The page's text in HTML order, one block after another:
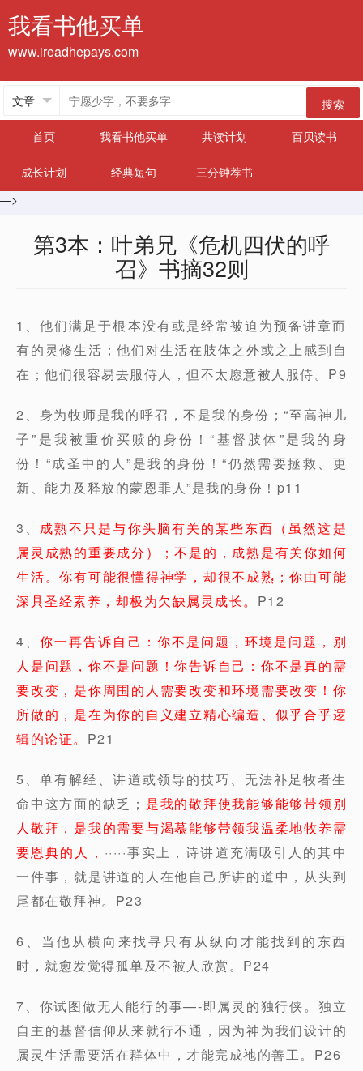
我看书他买单
www.ireadhepays.com
搜索
首页
我看书他买单 共读计划 百贝读书
成长计划 经典短句
三分钟荐书
—>
第3本：叶弟兄《危机四伏的呼
召》书摘32则
1、他们满足于根本没有或是经常被迫为预备讲章而
有的灵修生活；他们对生活在肢体之外或之上感到自
在；他们很容易去服侍人，但不太愿意被人服侍。P9
2、身为牧师是我的呼召，不是我的身份；“至高神儿
子”是我被重价买赎的身份！“基督肢体”是我的身
份！“成圣中的人”是我的身份！“仍然需要拯救、更
新、能力及释放的蒙恩罪人”是我的身份！p11
3、 成熟不只是与你头脑有关的某些东西（虽然这是
属灵成熟的重要成分）；不是的，成熟是有关你如何
生活。你有可能很懂得神学，却很不成熟；你由可能
深具圣经素养，却极为欠缺属灵成长。 P12
4、你一再告诉自己：你不是问题，环境是问题，别
人是问题，你不是问题！你告诉自己：你不是真的需
要改变，是你周围的人需要改变和环境需要改变！你
所做的，是在为你的自义建立精心编造、似乎合乎逻
辑的论证。 P21
5、单有解经、讲道或领导的技巧、无法补足牧者生
命中这方面的缺乏； 是我的敬拜使我能够能够带领别
人敬拜，是我的需要与渴慕能够带领我温柔地牧养需
要恩典的人， ·····事实上，诗讲道充满吸引人的其中
一件事，就是讲道的人在他自己所讲的道中，从头到
尾都在敬拜神。P23
6、当他从横向来找寻只有从纵向才能找到的东西
时，就愈发觉得孤单及不被人欣赏。P24
7、你试图做无人能行的事—-即属灵的独行侠。独立
自主的基督信仰从来就行不通，因为神为我们设计的
属灵生活需要活在群体中，才能完成祂的善工。P26